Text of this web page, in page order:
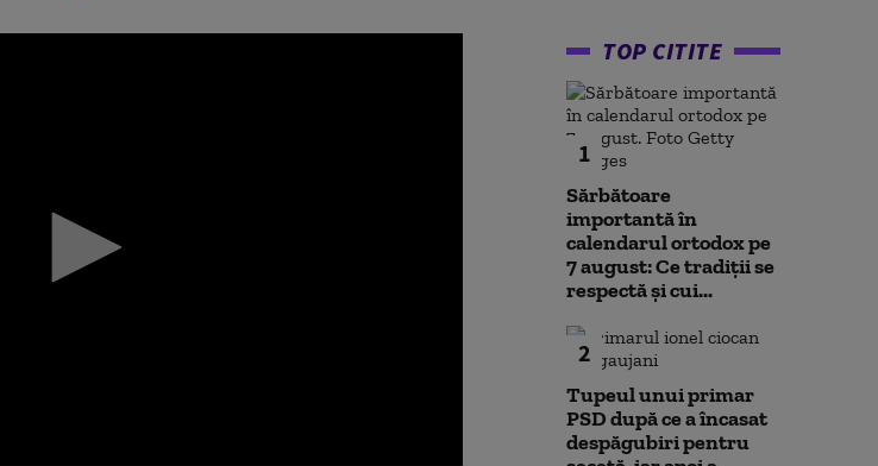
TOP CITITE
1
Sărbătoare
importantă în
calendarul ortodox pe
7 august: Ce tradiții se
respectă și cui...
2
Tupeul unui primar
PSD după ce a încasat
despăgubiri pentru